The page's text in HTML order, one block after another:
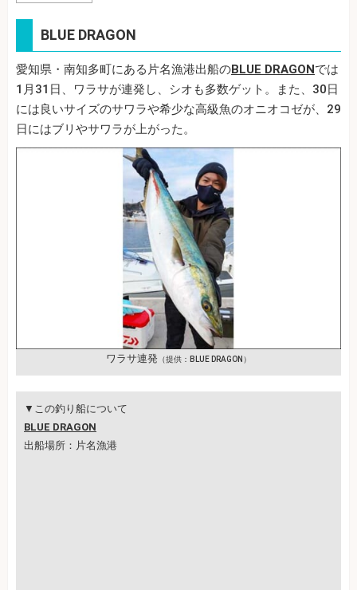
BLUE DRAGON
愛知県・南知多町にある片名漁港出船のBLUE DRAGONでは
1月31日、ワラサが連発し、シオも多数ゲット。また、30日
には良いサイズのサワラや希少な高級魚のオニオコゼが、29
日にはブリやサワラが上がった。
ワラサ連発 （提供：BLUE DRAGON）
▼この釣り船について
BLUE DRAGON
出船場所：片名漁港